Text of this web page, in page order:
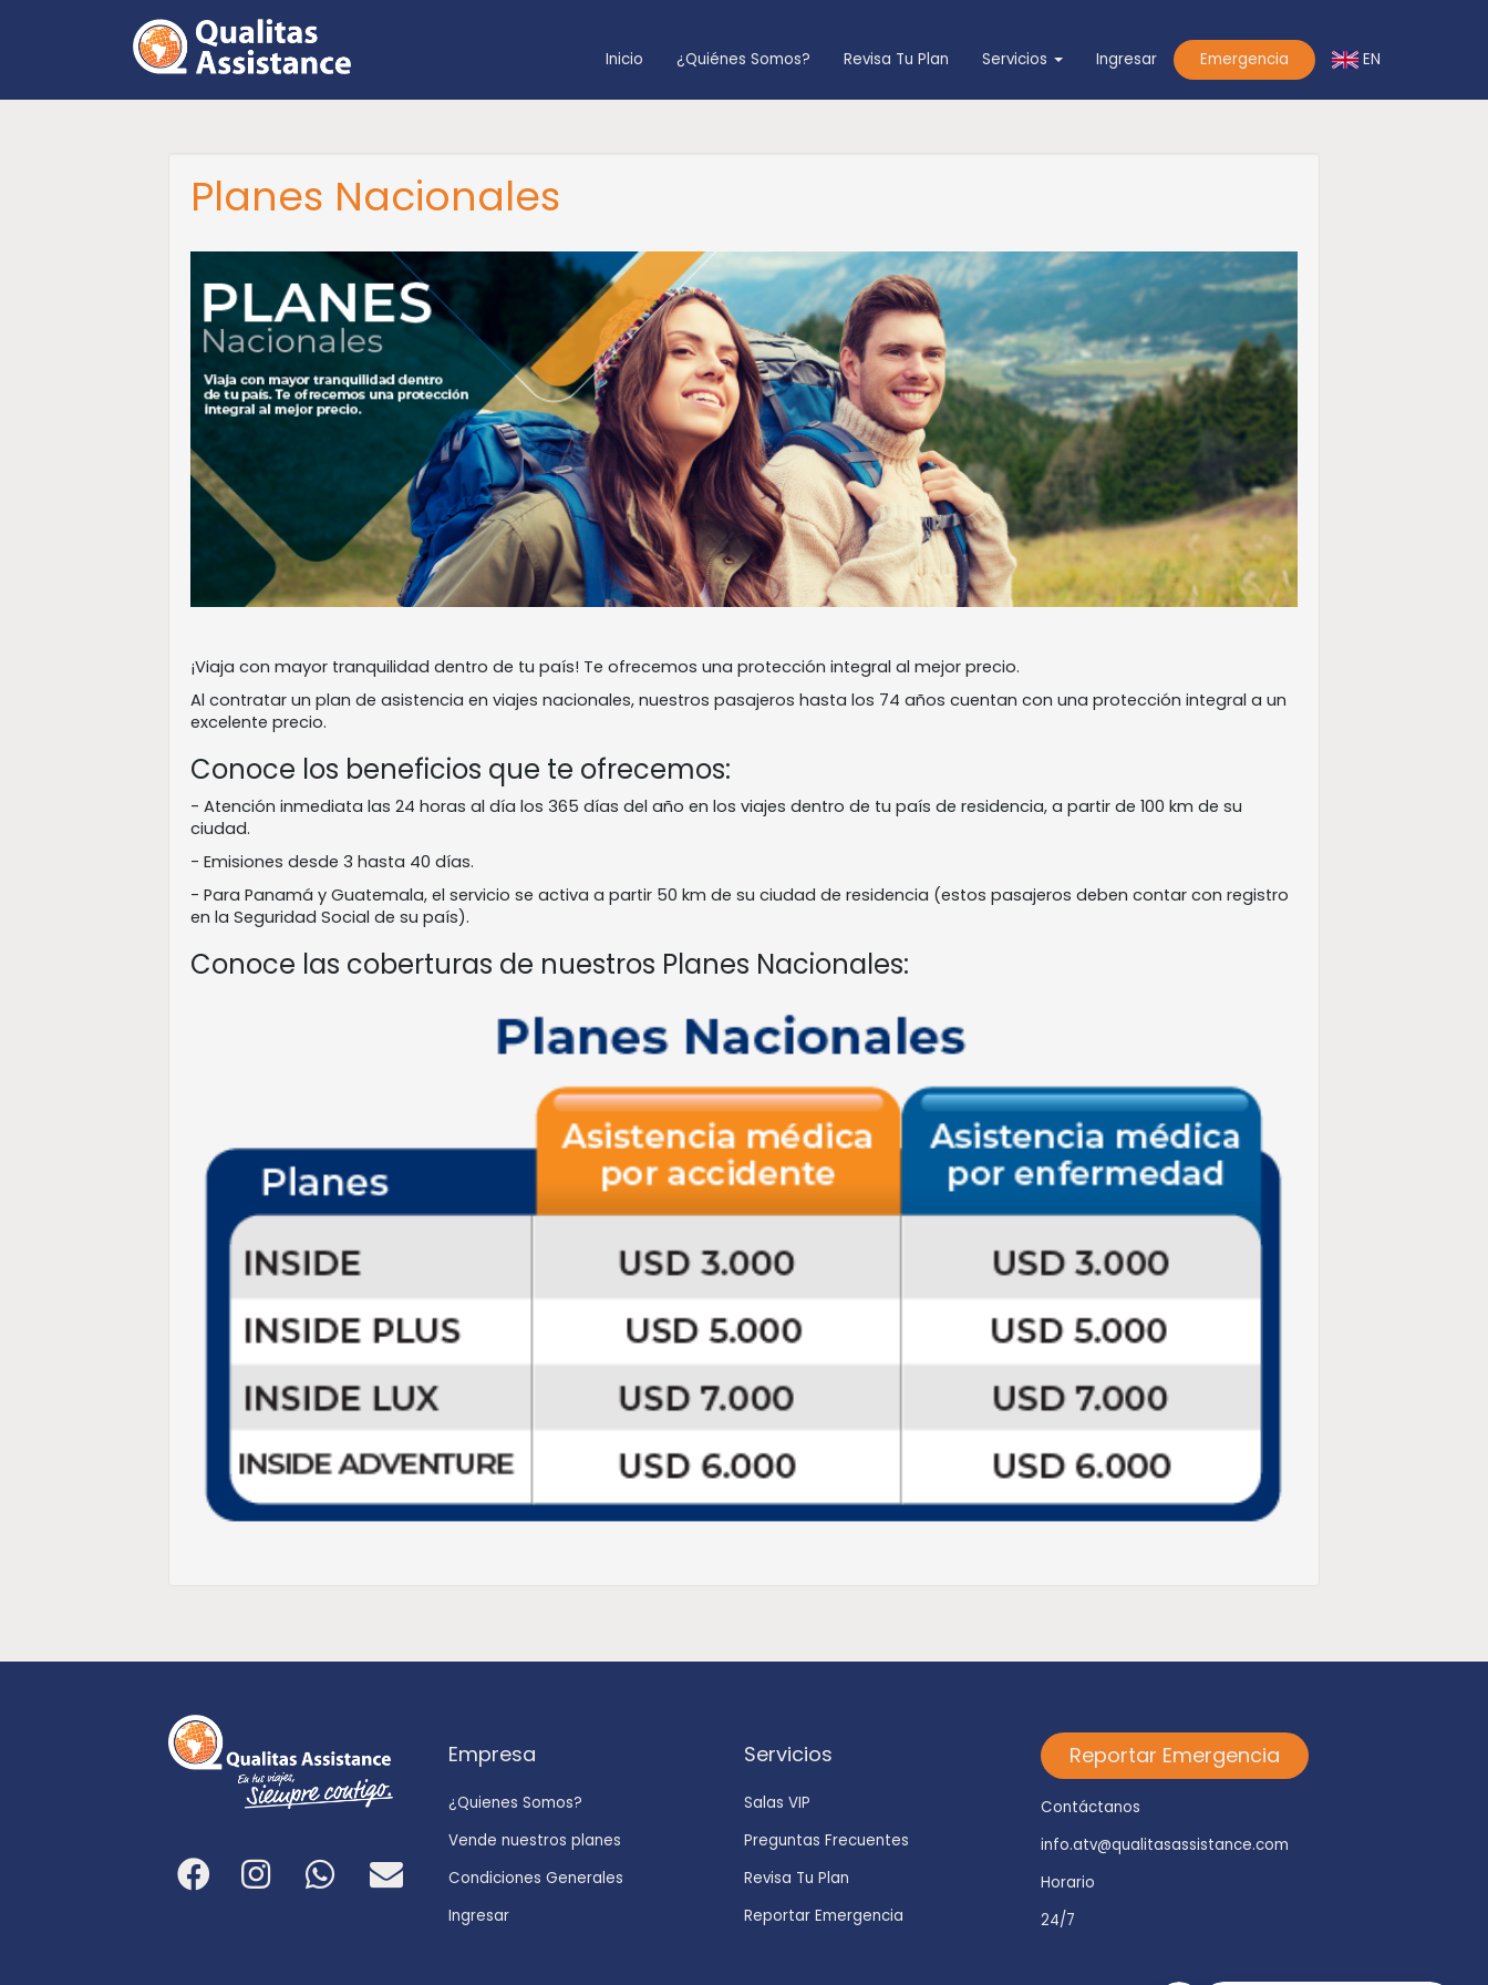
Inicio ¿Quiénes Somos? Revisa Tu Plan Servicios Ingresar Emergencia EN
Planes Nacionales
¡Viaja con mayor tranquilidad dentro de tu país! Te ofrecemos una protección integral al mejor precio.
Al contratar un plan de asistencia en viajes nacionales, nuestros pasajeros hasta los 74 años cuentan con una protección integral a un
excelente precio.
Conoce los beneficios que te ofrecemos:
- Atención inmediata las 24 horas al día los 365 días del año en los viajes dentro de tu país de residencia, a partir de 100 km de su
ciudad.
- Emisiones desde 3 hasta 40 días.
- Para Panamá y Guatemala, el servicio se activa a partir 50 km de su ciudad de residencia (estos pasajeros deben contar con registro
en la Seguridad Social de su país).
Conoce las coberturas de nuestros Planes Nacionales:
Empresa
¿Quienes Somos?
Vende nuestros planes
Condiciones Generales
Ingresar
Servicios
Salas VIP
Preguntas Frecuentes
Revisa Tu Plan
Reportar Emergencia
Reportar Emergencia
Contáctanos
info.atv@qualitasassistance.com
Horario
24/7